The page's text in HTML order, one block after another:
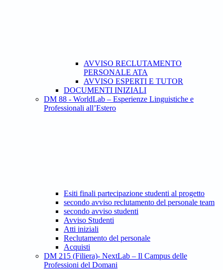
AVVISO RECLUTAMENTO
PERSONALE ATA
AVVISO ESPERTI E TUTOR
DOCUMENTI INIZIALI
DM 88 - WorldLab – Esperienze Linguistiche e
Professionali all’Estero
Esiti finali partecipazione studenti al progetto
secondo avviso reclutamento del personale team
secondo avviso studenti
Avviso Studenti
Atti iniziali
Reclutamento del personale
Acquisti
DM 215 (Filiera)- NextLab – Il Campus delle
Professioni del Domani